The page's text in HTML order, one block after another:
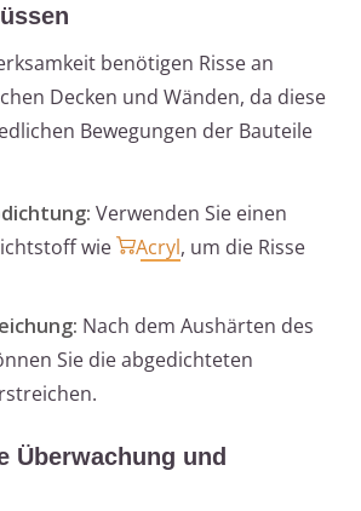
benötigen Risse an
Decken und Wänden, da diese
Bewegungen der Bauteile
Verwenden Sie einen
wie
Acryl, um die Risse
Nach dem Aushärten des
Sie die abgedichteten
Überwachung und